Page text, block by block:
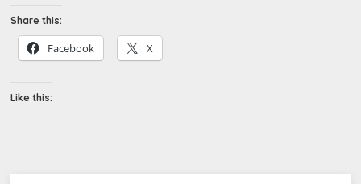
Share this:
Facebook X
Like this: